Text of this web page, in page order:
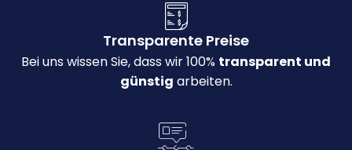
Transparente Preise
Bei uns wissen Sie, dass wir 100% transparent und
günstig arbeiten.